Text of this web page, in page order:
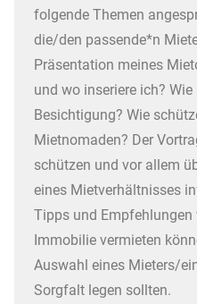
folgende Themen
die/den passende*n
Präsentation meines
und wo inseriere ich?
Besichtigung? Wie
Mietnomaden? Der
schützen und vor allem
eines Mietverhältnisses
Tipps und Empfehlungen
Immobilie vermieten
Auswahl eines Mieters/
Sorgfalt legen sollten.